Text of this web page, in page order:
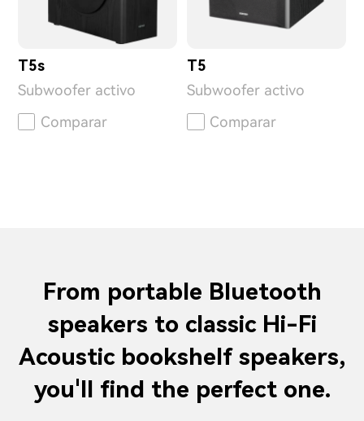
T5s
Subwoofer activo
Comparar
T5
Subwoofer activo
Comparar
From portable Bluetooth
speakers to classic Hi-Fi
Acoustic bookshelf speakers,
you'll find the perfect one.